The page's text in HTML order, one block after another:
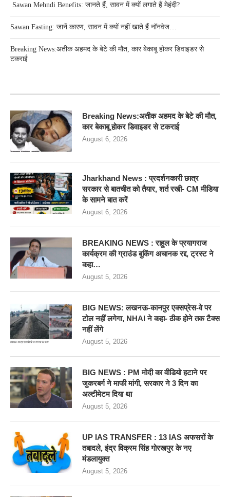
Sawan Mehndi Benefits: जानते हैं, सावन में क्यों लगाते हैं मेहंदी?
Sawan Fasting: जानें कारण, सावन में क्यों नहीं खाते हैं नॉनवेज…
Breaking News:अतीक अहमद के बेटे की मौत, कार बेकाबू होकर डिवाइडर से
टकराई
Breaking News:अतीक अहमद के बेटे की मौत,
कार बेकाबू होकर डिवाइडर से टकराई
August 6, 2026
Jharkhand News : प्रदर्शनकारी छात्र
सरकार से बातचीत को तैयार, शर्त रखी- CM मीडिया
के सामने बात करें
August 6, 2026
BREAKING NEWS : राहुल के प्रयागराज
कार्यक्रम की ग्राउंड बुकिंग अचानक रद्द, ट्रस्ट ने
कहा…
August 5, 2026
BIG NEWS: लखनऊ-कानपुर एक्सप्रेस-वे पर
टोल नहीं लगेगा, NHAI ने कहा- ठीक होने तक टैक्स
नहीं लेंगे
August 5, 2026
BIG NEWS : PM मोदी का वीडियो हटाने पर
जुकरबर्ग ने माफी मांगी, सरकार ने 3 दिन का
अल्टीमेटम दिया था
August 5, 2026
UP IAS TRANSFER : 13 IAS अफसरों के
तबादले, इंद्र विक्रम सिंह गोरखपुर के नए
मंडलायुक्त
August 5, 2026